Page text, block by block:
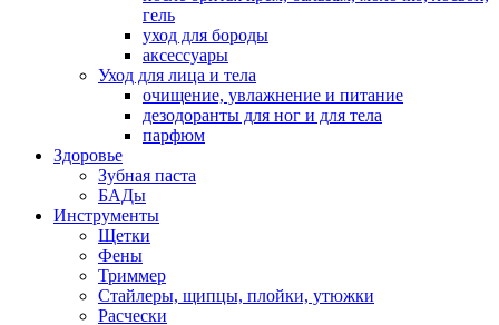
гель
уход для бороды
аксессуары
Уход для лица и тела
очищение, увлажнение и питание
дезодоранты для ног и для тела
парфюм
Здоровье
Зубная паста
БАДы
Инструменты
Щетки
Фены
Триммер
Стайлеры, щипцы, плойки, утюжки
Расчески